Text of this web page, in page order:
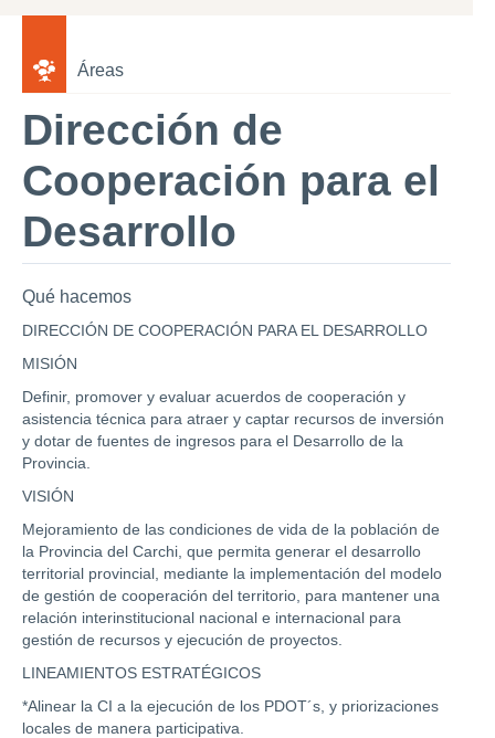
Áreas
Dirección de
Cooperación para el
Desarrollo
Qué hacemos
DIRECCIÓN DE COOPERACIÓN PARA EL DESARROLLO
MISIÓN
Definir, promover y evaluar acuerdos de cooperación y
asistencia técnica para atraer y captar recursos de inversión
y dotar de fuentes de ingresos para el Desarrollo de la
Provincia.
VISIÓN
Mejoramiento de las condiciones de vida de la población de
la Provincia del Carchi, que permita generar el desarrollo
territorial provincial, mediante la implementación del modelo
de gestión de cooperación del territorio, para mantener una
relación interinstitucional nacional e internacional para
gestión de recursos y ejecución de proyectos.
LINEAMIENTOS ESTRATÉGICOS
*Alinear la CI a la ejecución de los PDOT´s, y priorizaciones
locales de manera participativa.